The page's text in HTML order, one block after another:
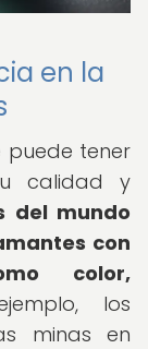
en la
puede tener
calidad y
del mundo
con
color,
los
minas en